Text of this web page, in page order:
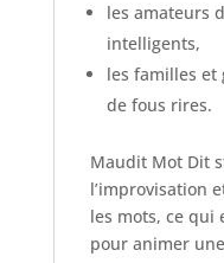
les amateurs
intelligents,
les familles et
de fous rires.
Maudit Mot Dit
l’improvisation
les mots, ce qui
pour animer